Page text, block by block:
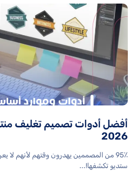
أفضل أدوات تصميم تغليف
2026
95٪ من المصممين يهدرون وقتهم لأنهم لا
ستديو تكشفها!...